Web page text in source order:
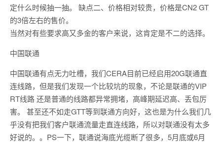
定什么时候抽一抽。 缺点二、价格相对较贵，价格是CN2 GT
的3倍左右的售价。
当然对有些要求高又多金的客户来说，这肯定是不二的选择。
中国联通
中国联通有点无力吐槽，我们CERA目前已经启用20G联通直
连线路，但是我们发现一个比较坑的现象，不论是联通的VIP
RT线路 还是普通的线路都异常拥堵，高峰期延迟高、丢包厉
害。 甚至还不如走GTT等到联通方向好，这也是为什么我们几
乎没有把我们客户联通流量走直连线路，所以对联通没有太多
好说的。。PS一下，联通说海底光缆断了很多，5月底或6月